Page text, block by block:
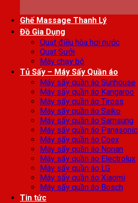
Ghế Massage Thanh Lý
Đồ Gia Dụng
Quạt điều hòa hơi nước
Quạt Sưởi
Máy chạy bộ
Tủ Sấy – Máy Sấy Quần áo
Máy sấy quần áo Sunhouse
Máy sấy quần áo Kangaroo
Máy sấy quần áo Tiross
Máy sấy quần áo Saiko
Máy sấy quần áo Samsung
Máy sấy quần áo Panasonic
Máy sấy quần áo Coex
Máy sấy quần áo Nonan
Máy sấy quần áo Electrolux
Máy sấy quần áo LG
Máy sấy quần áo Xiaomi
Máy sấy quần áo Bosch
Tin tức